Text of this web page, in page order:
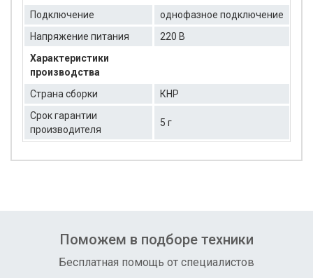
Подключение
однофазное подключение
Напряжение питания
220 В
Характеристики
производства
Страна сборки
КНР
Срок гарантии
производителя
5 г
Поможем в подборе техники
Бесплатная помощь от специалистов